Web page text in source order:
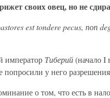
своих овец, но не
est tondere pecus, поп
император Тиберий(начало I
попросили у него
о том, что есть в